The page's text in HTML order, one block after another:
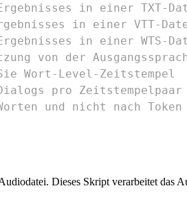
in einer TXT-
in einer VTT-
in einer WTS-
von der
Wort-Level-Zeitstempel
pro Zeitstempelpaar
und nicht nach Token
Dieses Skript verarbeitet das